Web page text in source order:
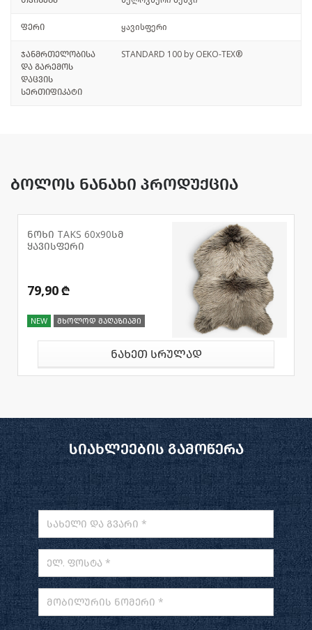
ფერი ყავისფერი
ჯანმრთელობისა
და გარემოს
დაცვის
სერთიფიკატი
STANDARD 100 by OEKO-TEX®
ბოლოს ნანახი პროდუქცია
ნოხი TAKS 60x90სმ
ყავისფერი
79,90 ₾
NEW მხოლოდ მაღაზიაში
ნახეთ სრულად
სიახლეების გამოწერა
სახელი და გვარი *
ელ. ფოსტა *
მობილურის ნომერი *